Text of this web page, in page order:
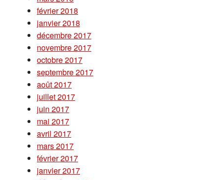
février 2018
janvier 2018
décembre 2017
novembre 2017
octobre 2017
septembre 2017
août 2017
juillet 2017
juin 2017
mai 2017
avril 2017
mars 2017
février 2017
janvier 2017